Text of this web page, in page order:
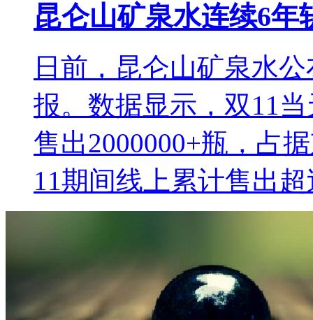
昆仑山矿泉水连续6年
日前，昆仑山矿泉水
报。数据显示，双11
售出2000000+瓶，占
11期间线上累计售出超